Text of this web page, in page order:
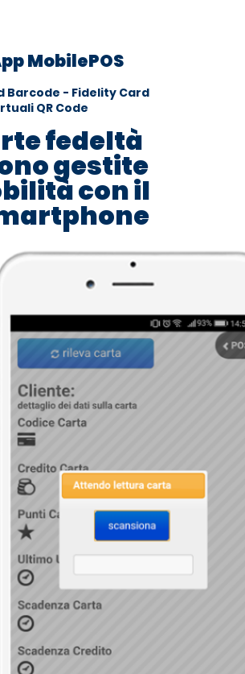
MobilePOS
Barcode - Fidelity Card
QR Code
fedeltà
gestite
con il